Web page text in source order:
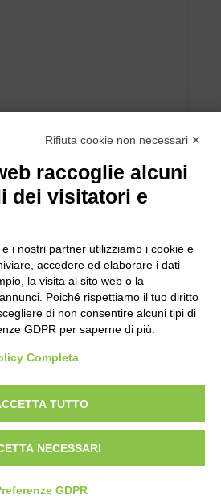
Rifiuta cookie non necessari ✕
raccoglie alcuni
dei visitatori e
i nostri partner utilizziamo i cookie e
accedere ed elaborare i dati
la visita al sito web o la
Poiché rispettiamo il tuo diritto
di non consentire alcuni tipi di
GDPR per saperne di più.
Completa
TUTTO
NECESSARI
GDPR